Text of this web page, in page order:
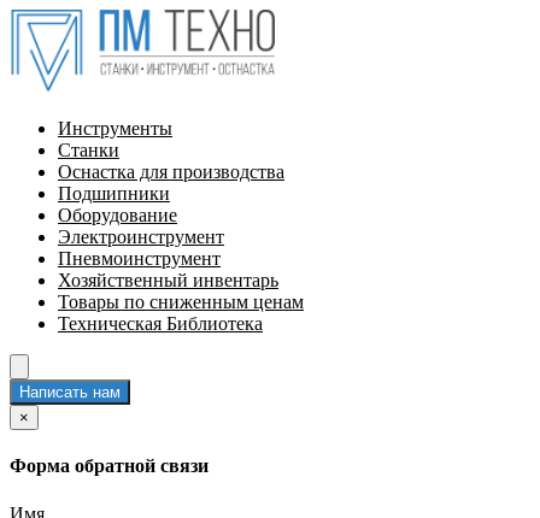
Инструменты
Станки
Оснастка для производства
Подшипники
Оборудование
Электроинструмент
Пневмоинструмент
Хозяйственный инвентарь
Товары по сниженным ценам
Техническая Библиотека
Написать нам
×
Форма обратной связи
Имя